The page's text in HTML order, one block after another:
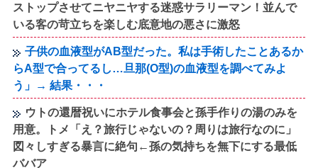
ストップさせてニヤニヤする迷惑サラリーマン！並んで
いる客の苛立ちを楽しむ底意地の悪さに激怒
子供の血液型がAB型だった。私は手術したことあるか
らA型で合ってるし…旦那(O型)の血液型を調べてみよ
う」→ 結果・・・
ウトの還暦祝いにホテル食事会と孫手作りの湯のみを
用意。トメ「え？旅行じゃないの？周りは旅行なのに」
図々しすぎる暴言に絶句←孫の気持ちを無下にする最低
ババア